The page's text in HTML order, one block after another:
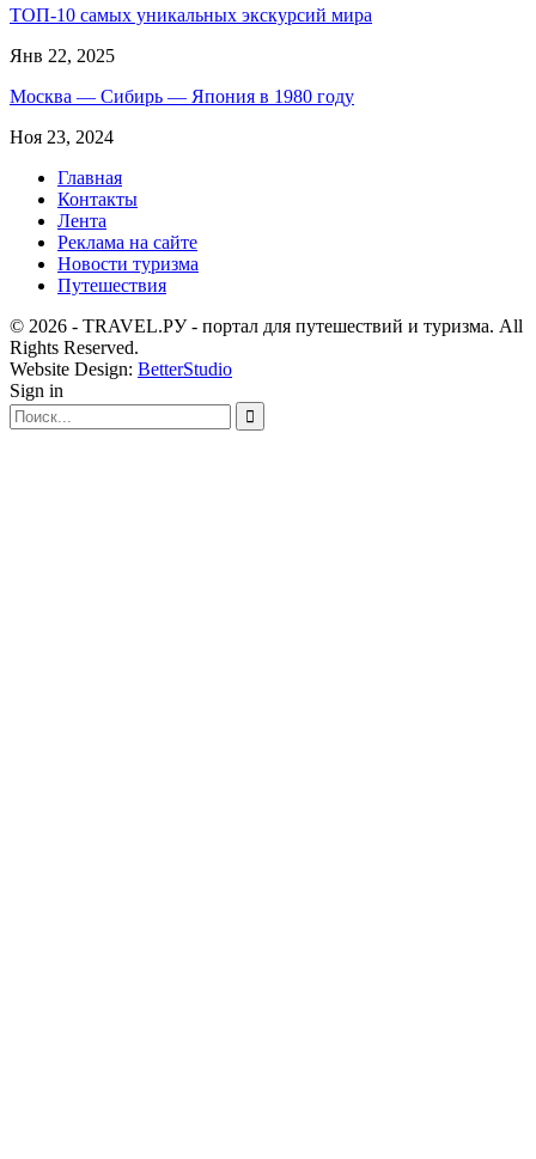
ТОП-10 самых уникальных экскурсий мира
Янв 22, 2025
Москва — Сибирь — Япония в 1980 году
Ноя 23, 2024
Главная
Контакты
Лента
Реклама на сайте
Новости туризма
Путешествия
© 2026 - TRAVEL.РУ - портал для путешествий и туризма. All
Rights Reserved.
Website Design: BetterStudio
Sign in